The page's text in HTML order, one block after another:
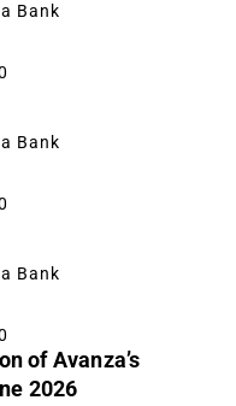
Bank
Bank
Bank
of Avanza’s
2026